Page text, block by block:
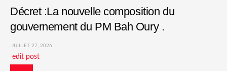
Décret :La nouvelle composition du
gouvernement du PM Bah Oury .
JUILLET 27, 2026
edit post